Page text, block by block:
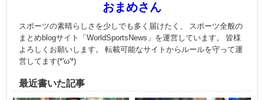
おまめさん
スポーツの素晴らしさを少しでも多く届けたく、 スポーツ全般の
まとめblogサイト「WorldSportsNews」を運営しています。 皆様
よろしくお願いします。 転載可能なサイトからルールを守って運
営してます(*'ω'*)
最近書いた記事